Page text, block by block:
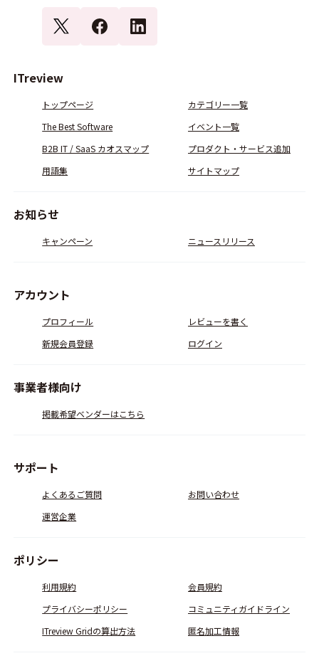
ITreview
トップページ
カテゴリー一覧
The Best Software
イベント一覧
B2B IT / SaaS カオスマップ
プロダクト・サービス追加
用語集
サイトマップ
お知らせ
キャンペーン ニュースリリース
アカウント
プロフィール
レビューを書く
新規会員登録
ログイン
事業者様向け
掲載希望ベンダーはこちら
サポート
よくあるご質問
お問い合わせ
運営企業
ポリシー
利用規約
会員規約
プライバシーポリシー
コミュニティガイドライン
ITreview Gridの算出方法
匿名加工情報